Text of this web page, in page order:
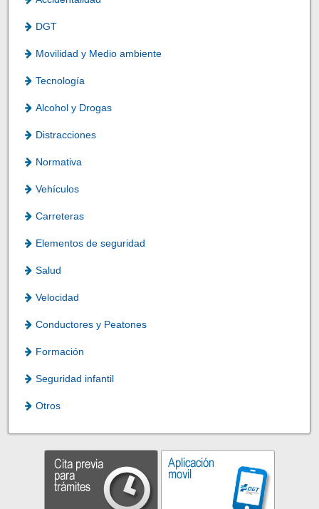
DGT
Movilidad y Medio ambiente
Tecnología
Alcohol y Drogas
Distracciones
Normativa
Vehículos
Carreteras
Elementos de seguridad
Salud
Velocidad
Conductores y Peatones
Formación
Seguridad infantil
Otros